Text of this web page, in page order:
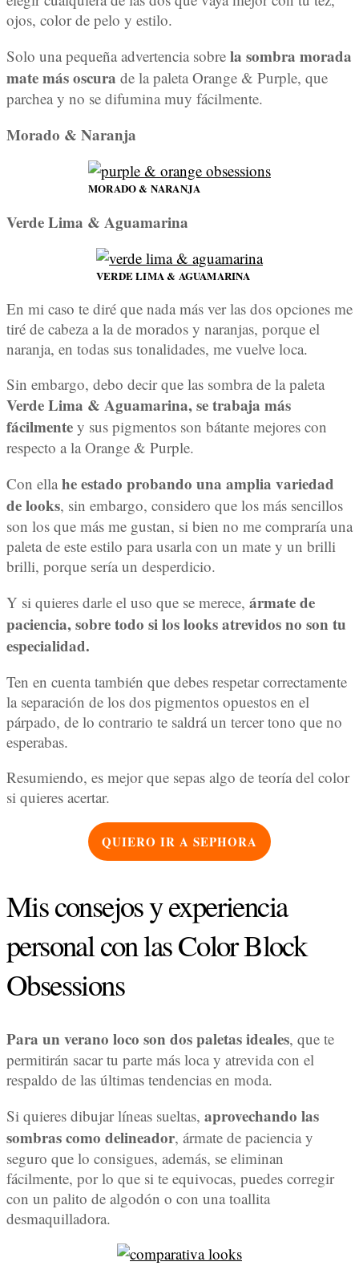
ojos, color de pelo y estilo.
Solo una pequeña advertencia sobre la sombra morada
mate más oscura de la paleta Orange & Purple, que
parchea y no se difumina muy fácilmente.
Morado & Naranja
MORADO & NARANJA
Verde Lima & Aguamarina
VERDE LIMA & AGUAMARINA
En mi caso te diré que nada más ver las dos opciones me
tiré de cabeza a la de morados y naranjas, porque el
naranja, en todas sus tonalidades, me vuelve loca.
Sin embargo, debo decir que las sombra de la paleta
Verde Lima & Aguamarina, se trabaja más
fácilmente y sus pigmentos son bátante mejores con
respecto a la Orange & Purple.
Con ella he estado probando una amplia variedad
de looks, sin embargo, considero que los más sencillos
son los que más me gustan, si bien no me compraría una
paleta de este estilo para usarla con un mate y un brilli
brilli, porque sería un desperdicio.
Y si quieres darle el uso que se merece, ármate de
paciencia, sobre todo si los looks atrevidos no son tu
especialidad.
Ten en cuenta también que debes respetar correctamente
la separación de los dos pigmentos opuestos en el
párpado, de lo contrario te saldrá un tercer tono que no
esperabas.
Resumiendo, es mejor que sepas algo de teoría del color
si quieres acertar.
QUIERO IR A SEPHORA
Mis consejos y experiencia
personal con las Color Block
Obsessions
Para un verano loco son dos paletas ideales, que te
permitirán sacar tu parte más loca y atrevida con el
respaldo de las últimas tendencias en moda.
Si quieres dibujar líneas sueltas, aprovechando las
sombras como delineador, ármate de paciencia y
seguro que lo consigues, además, se eliminan
fácilmente, por lo que si te equivocas, puedes corregir
con un palito de algodón o con una toallita
desmaquilladora.